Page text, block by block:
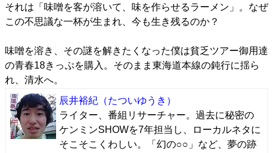
それは「味噌を客が溶いて、味を作らせるラーメン」。なぜ
この不思議な一杯が生まれ、今も生き残るのか？
味噌を溶き、その謎を解きたくなった僕は貧乏ツアー御用達
の青春18きっぷを購入。そのまま東海道本線の鈍行に揺ら
れ、清水へ。
辰井裕紀 （たついゆうき）
ライター、番組リサーチャー。過去に秘密の
ケンミンSHOWを7年担当し、ローカルネタに
そこそこくわしい。「幻の○○」など、夢の跡